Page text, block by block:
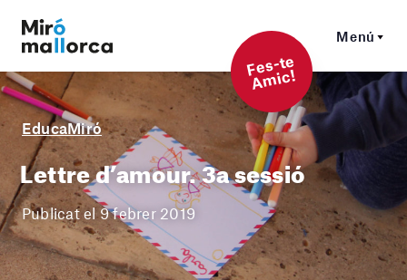
Menú
F
es-t
e
A
mi
c!
EducaMiró
Lettre d’amour. 3a sessió
Publicat el 9 febrer 2019